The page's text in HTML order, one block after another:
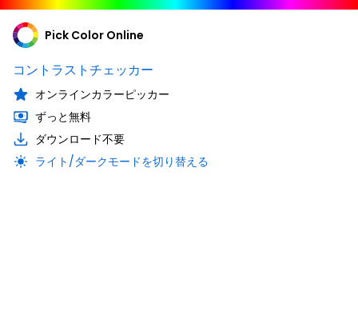
Pick Color Online
コントラストチェッカー
オンラインカラーピッカー
ずっと無料
ダウンロード不要
ライト/ダークモードを切り替える